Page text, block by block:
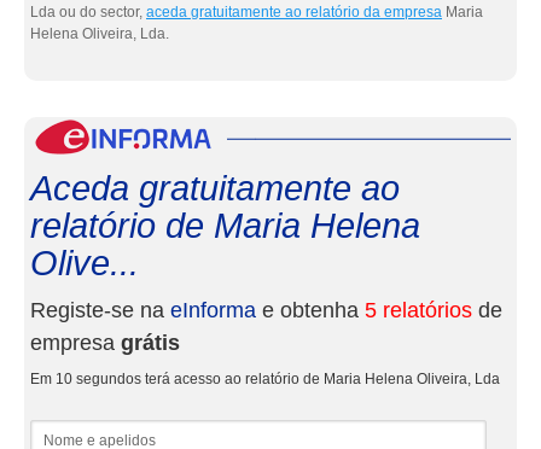
Lda ou do sector, aceda gratuitamente ao relatório da empresa Maria
Helena Oliveira, Lda.
Aceda gratuitamente ao
relatório de Maria Helena
Olive...
Registe-se na eInforma e obtenha 5 relatórios de
empresa grátis
Em 10 segundos terá acesso ao relatório de Maria Helena Oliveira, Lda